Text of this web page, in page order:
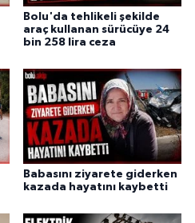
Bolu'da tehlikeli şekilde
araç kullanan sürücüye 24
bin 258 lira ceza
Babasını ziyarete giderken
kazada hayatını kaybetti